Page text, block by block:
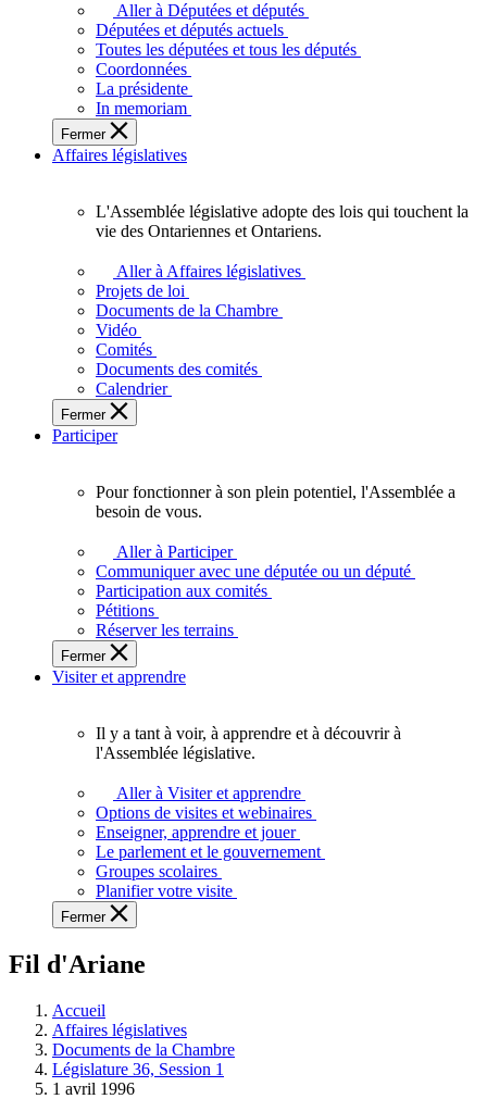
députés
vous
représentent
sein
de
l'Assemblée
législative
l'Ontario.
Aller à Députées et députés
Députées et députés actuels
Toutes les députées et tous les députés
Coordonnées
La présidente
In memoriam
Fermer
Affaires législatives
L'Assemblée
adopte
touchent
des
Ontariennes
et
L'Assemblée législative adopte des lois qui touchent la
vie des Ontariennes et Ontariens.
Aller à Affaires législatives
Projets de loi
Documents de la Chambre
Vidéo
Comités
Documents des comités
Calendrier
Fermer
Participer
plein
potentiel,
l'Assemblée
a
besoin
de
Pour fonctionner à son plein potentiel, l'Assemblée a
besoin de vous.
Aller à Participer
Communiquer avec une députée ou un député
Participation aux comités
Pétitions
Réserver les terrains
Fermer
Visiter et apprendre
voir,
apprendre
et
à
à
législative.
Il y a tant à voir, à apprendre et à découvrir à
l'Assemblée législative.
Aller à Visiter et apprendre
Options de visites et webinaires
Enseigner, apprendre et jouer
Le parlement et le gouvernement
Groupes scolaires
Planifier votre visite
Fermer
Fil d'Ariane
Accueil
Affaires législatives
Documents de la Chambre
Législature 36, Session 1
1 avril 1996